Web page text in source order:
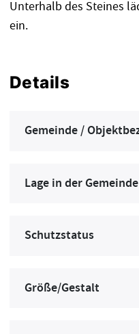
Unterhalb des Steines
ein.
Details
Gemeinde /
Lage in der Gemeinde
Schutzstatus
Größe/Gestalt